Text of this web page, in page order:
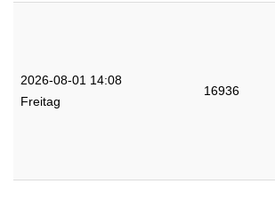
2026-08-01 14:08
Freitag
16936